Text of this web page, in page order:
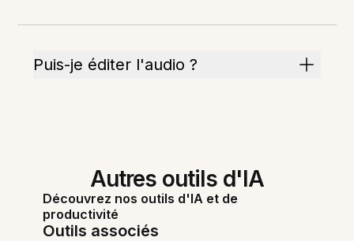
Puis-je éditer l'audio ?
Autres outils d'IA
Découvrez nos outils d'IA et de
productivité
Outils associés